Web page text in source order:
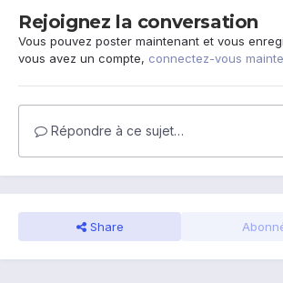
Rejoignez la conversation
Vous pouvez poster maintenant et vous
vous avez un compte, connectez-vous
Répondre à ce sujet…
Share